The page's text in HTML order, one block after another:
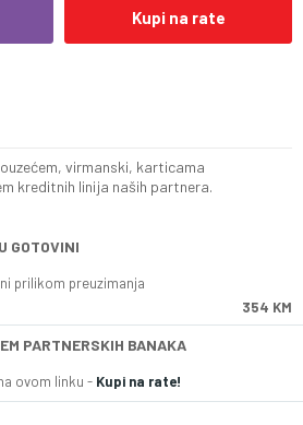
Kupi na rate
virmanski, karticama
kreditnih linija naših partnera.
GOTOVINI
prilikom preuzimanja
354 KM
PARTNERSKIH BANAKA
ovom linku - Kupi na rate!